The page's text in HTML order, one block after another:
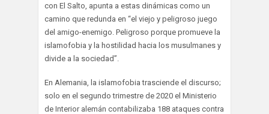
con El Salto, apunta a estas dinámicas como un
camino que redunda en “el viejo y peligroso juego
del amigo-enemigo. Peligroso porque promueve la
islamofobia y la hostilidad hacia los musulmanes y
divide a la sociedad”.
En Alemania, la islamofobia trasciende el discurso;
solo en el segundo trimestre de 2020 el Ministerio
de Interior alemán contabilizaba 188 ataques contra